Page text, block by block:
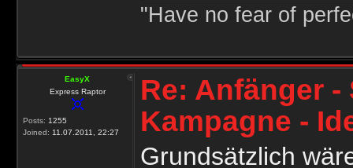
"Have no fear of
EasyX
Express Raptor
Posts: 1255
Joined: 11.07.2011, 22:27
Re: Anfänger
Kampagne -
Grundsätzlich